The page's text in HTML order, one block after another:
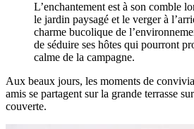
L’enchantement est à son comble
le jardin paysagé et le verger à
charme bucolique de
de séduire ses hôtes qui pourront
calme de la campagne.
Aux beaux jours, les moments de
amis se partagent sur la grande terrasse
couverte.